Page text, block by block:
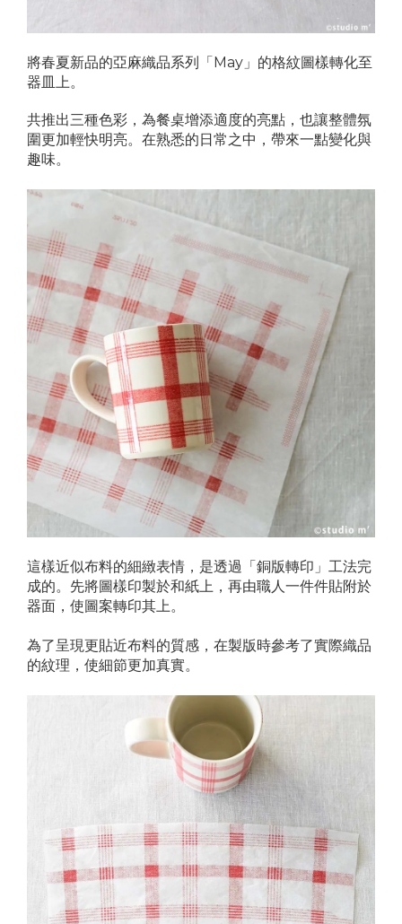
將春夏新品的亞麻織品系列「May」的格紋圖樣轉化至
器皿上。
共推出三種色彩，為餐桌增添適度的亮點，也讓整體氛
圍更加輕快明亮。在熟悉的日常之中，帶來一點變化與
趣味。
這樣近似布料的細緻表情，是透過「銅版轉印」工法完
成的。先將圖樣印製於和紙上，再由職人一件件貼附於
器面，使圖案轉印其上。
為了呈現更貼近布料的質感，在製版時參考了實際織品
的紋理，使細節更加真實。